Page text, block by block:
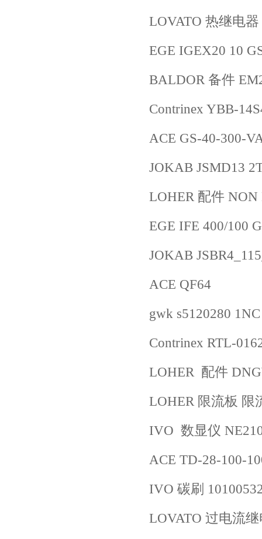
LOVATO 热继电
EGE IGEX20 10
BALDOR 备件
Contrinex YBB-
ACE GS-40-300-
JOKAB JSMD13
LOHER 配件
EGE IFE 400/100
JOKAB
ACE QF64
gwk s5120280
Contrinex RTL-
LOHER 配件
LOHER 限流板 限
IVO 数显仪
ACE TD-28-100-
IVO 碳刷
LOVATO 过电流